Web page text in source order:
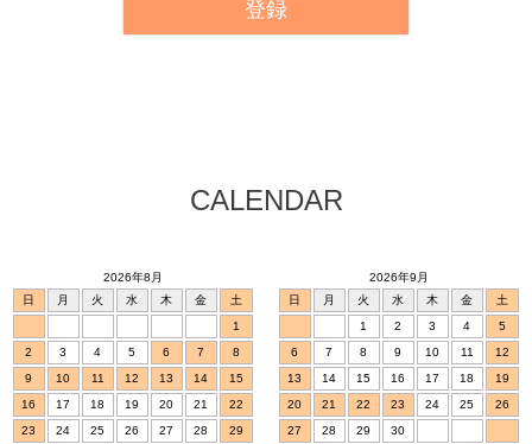
登録
CALENDAR
2026年8月
日
月 火 水 木 金
土
1
2
3 4 5 6 7
8
9
10 11 12 13 14
15
16
17 18 19 20 21
22
23
24 25 26 27 28
29
2026年9月
日
月 火 水 木 金
土
1
2 3 4
5
6
7 8 9 10 11
12
13
14 15 16 17 18
19
20
21 22 23 24 25
26
27
28 29 30